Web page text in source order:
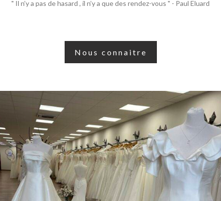
" Il n’y a pas de hasard , il n’y a que des rendez-vous " - Paul Eluard
Nous connaitre